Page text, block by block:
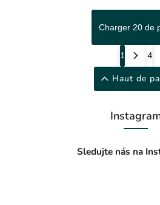
Charger 20 de
1
4
Haut de
Sledujte nás na